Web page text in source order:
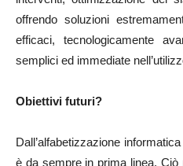
offrendo soluzioni
efficaci, tecnologicamente
semplici ed immediate
Obiettivi futuri?
Dall’alfabetizzazione
è da sempre in prima linea.